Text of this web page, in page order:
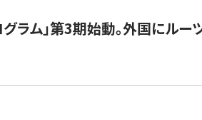
ラム」第3期始動。外国にル